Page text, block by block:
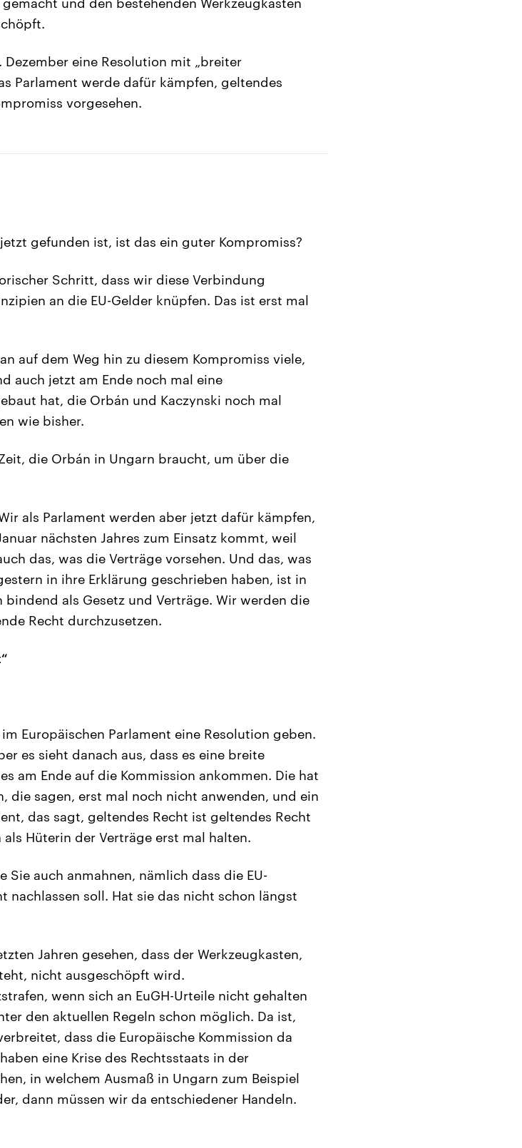
eine Resolution mit „breiter
Parlament werde dafür kämpfen, geltendes
vorgesehen.
gefunden ist, ist das ein guter Kompromiss?
Schritt, dass wir diese Verbindung
an die EU-Gelder knüpfen. Das ist erst mal
auf dem Weg hin zu diesem Kompromiss viele,
auch jetzt am Ende noch mal eine
hat, die Orbán und Kaczynski noch mal
wie bisher.
die Orbán in Ungarn braucht, um über die
als Parlament werden aber jetzt dafür kämpfen,
nächsten Jahres zum Einsatz kommt, weil
das, was die Verträge vorsehen. Und das, was
in ihre Erklärung geschrieben haben, ist in
als Gesetz und Verträge. Wir werden die
Recht durchzusetzen.
Europäischen Parlament eine Resolution geben.
es sieht danach aus, dass es eine breite
am Ende auf die Kommission ankommen. Die hat
die sagen, erst mal noch nicht anwenden, und ein
das sagt, geltendes Recht ist geltendes Recht
Hüterin der Verträge erst mal halten.
Sie auch anmahnen, nämlich dass die EU-
nachlassen soll. Hat sie das nicht schon längst
Jahren gesehen, dass der Werkzeugkasten,
nicht ausgeschöpft wird.
wenn sich an EuGH-Urteile nicht gehalten
den aktuellen Regeln schon möglich. Da ist,
dass die Europäische Kommission da
eine Krise des Rechtsstaats in der
in welchem Ausmaß in Ungarn zum Beispiel
dann müssen wir da entschiedener Handeln.